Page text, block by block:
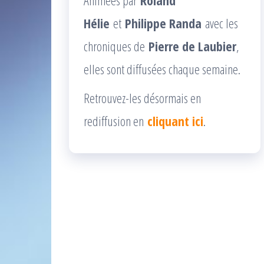
Hélie et Philippe Randa avec les
chroniques de Pierre de Laubier,
elles sont diffusées chaque semaine.
Retrouvez-les désormais en
rediffusion en cliquant ici.